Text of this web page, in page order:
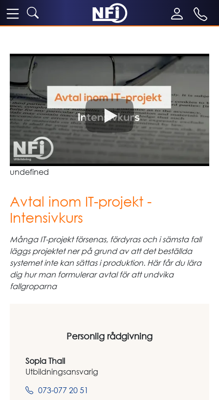
undefined
Avtal inom IT-projekt -
Intensivkurs
Många IT-projekt försenas, fördyras och i sämsta fall
läggs projektet ner på grund av att det beställda
systemet inte kan sättas i produktion. Här får du lära
dig hur man formulerar avtal för att undvika
fallgroparna
Personlig rådgivning
Sopia Thall
Utbildningsansvarig
073-077 20 51